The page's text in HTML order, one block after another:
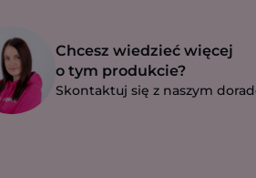
Chcesz wiedzieć więcej
o tym produkcie?
Skontaktuj się z naszym